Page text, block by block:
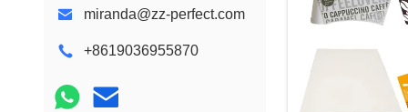
εγγράφου
miranda@zz-perfect.com
+8619036955870